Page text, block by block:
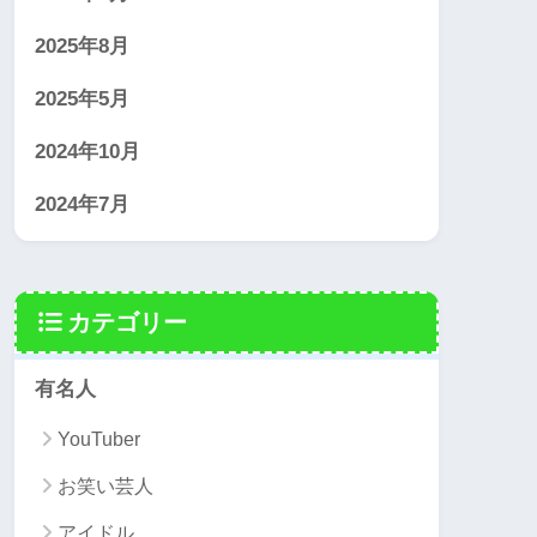
2025年8月
2025年5月
2024年10月
2024年7月
カテゴリー
有名人
YouTuber
お笑い芸人